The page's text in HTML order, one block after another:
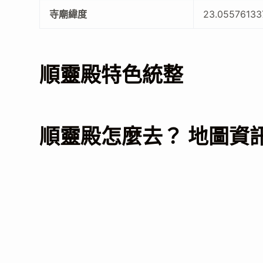
寺廟緯度
順靈殿特色統整
順靈殿怎麼去？ 地圖資